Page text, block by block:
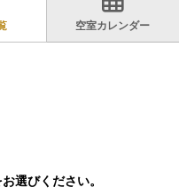
空室カレンダー
選びください。